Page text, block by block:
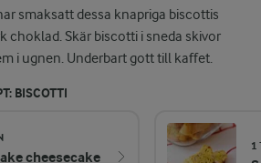
smaksatt dessa knapriga biscottis
choklad. Skär biscotti i sneda skivor
i ugnen. Underbart gott till kaffet.
BISCOTTI
cheesecake
1